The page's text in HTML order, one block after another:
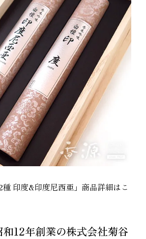
印度&印度尼西亜」商品詳細はこ
和12年創業の株式会社菊谷